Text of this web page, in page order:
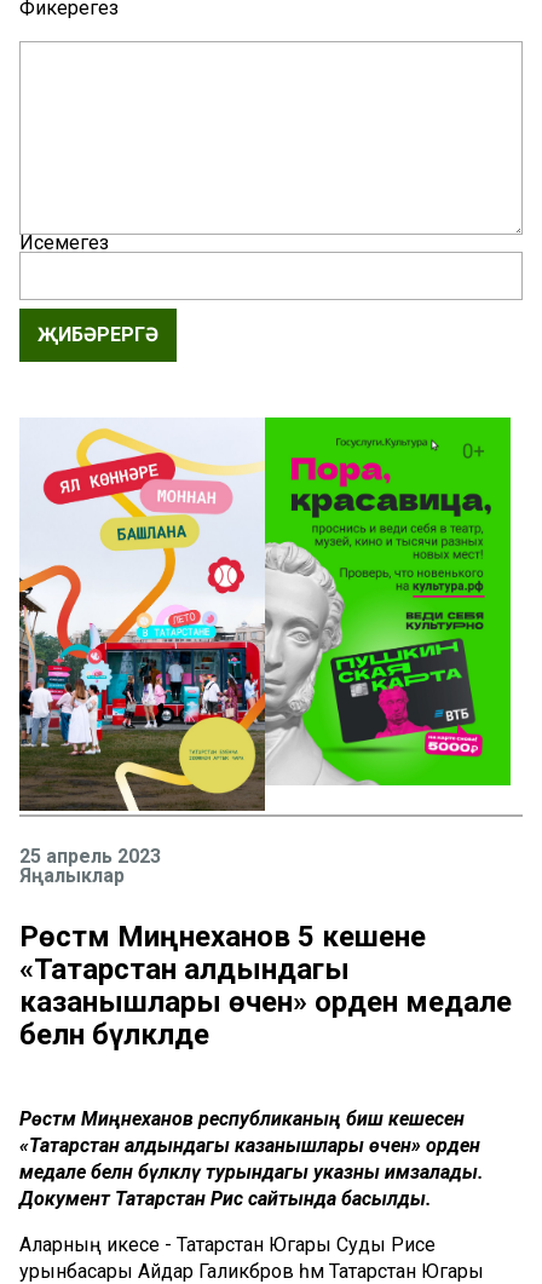
Фикерегез
Исемегез
ҖИБӘРЕРГӘ
25 апрель 2023
Яңалыклар
Рөстәм Миңнеханов 5 кешене
«Татарстан алдындагы
казанышлары өчен» орден медале
белән бүләкләде
Рөстәм Миңнеханов республиканың биш кешесен
«Татарстан алдындагы казанышлары өчен» орден
медале белән бүләкләү турындагы указны имзалады.
Документ Татарстан Рәис сайтында басылды.
Аларның икесе - Татарстан Югары Суды Рәисе
урынбасары Айдар Галиәкбәров һәм Татарстан Югары